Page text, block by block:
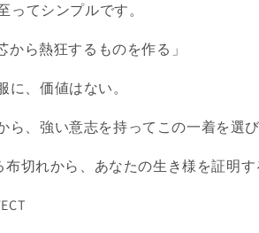
ってシンプルです。
から熱狂するものを作る」
に、価値はない。
ら、強い意志を持ってこの一着を選び
布切れから、あなたの生き様を証明